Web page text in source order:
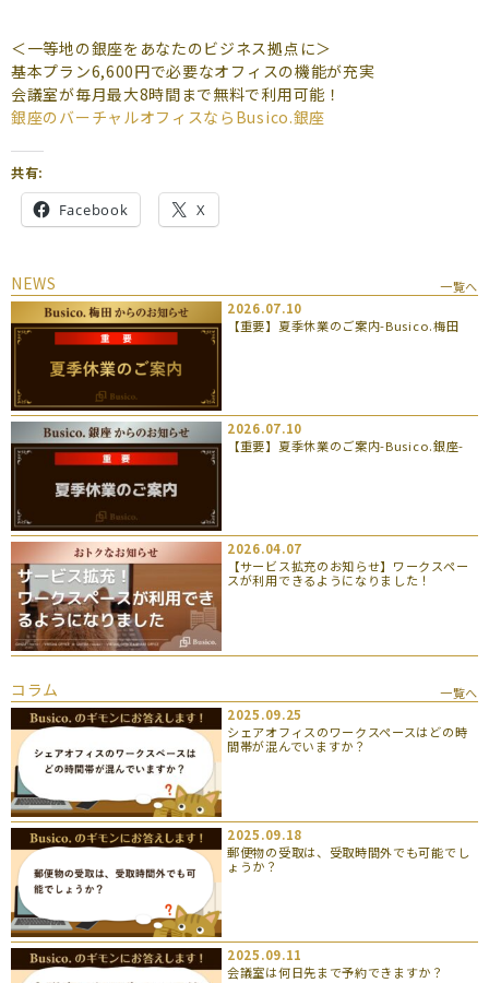
＜一等地の銀座をあなたのビジネス拠点に＞
基本プラン6,600円で必要なオフィスの機能が充実
会議室が毎月最大8時間まで無料で利用可能！
銀座のバーチャルオフィスならBusico.銀座
共有:
Facebook X
NEWS
一覧へ
2026.07.10
【重要】夏季休業のご案内-Busico.梅田
2026.07.10
【重要】夏季休業のご案内-Busico.銀座-
2026.04.07
【サービス拡充のお知らせ】ワークスペー
スが利用できるようになりました！
コラム
一覧へ
2025.09.25
シェアオフィスのワークスペースはどの時
間帯が混んでいますか？
2025.09.18
郵便物の受取は、受取時間外でも可能でし
ょうか？
2025.09.11
会議室は何日先まで予約できますか？